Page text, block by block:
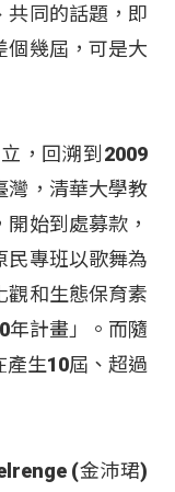
共同的話題，即
個幾屆，可是大
，回溯到2009
灣，清華大學教
始到處募款，
民專班以歌舞為
觀和生態保育素
年計畫」。而隨
產生10屆、超過
(金沛珺)